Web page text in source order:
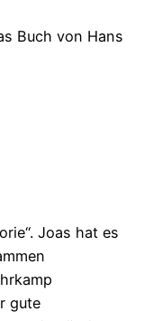
Buch von Hans
Joas hat es
gute